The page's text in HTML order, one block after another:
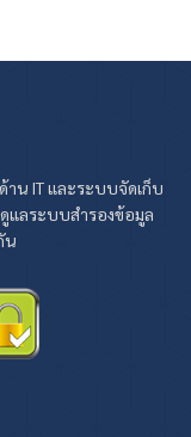
าน IT และระบบจัดเก็บ
ลระบบสำรองข้อมูล
น